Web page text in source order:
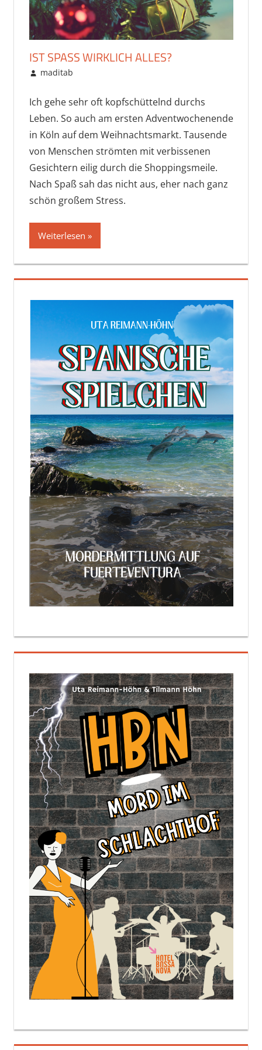
IST SPASS WIRKLICH ALLES?
Dezember 10, 2016
maditab
Ich gehe sehr oft kopfschüttelnd durchs
Leben. So auch am ersten Adventwochenende
in Köln auf dem Weihnachtsmarkt. Tausende
von Menschen strömten mit verbissenen
Gesichtern eilig durch die Shoppingsmeile.
Nach Spaß sah das nicht aus, eher nach ganz
schön großem Stress.
Weiterlesen